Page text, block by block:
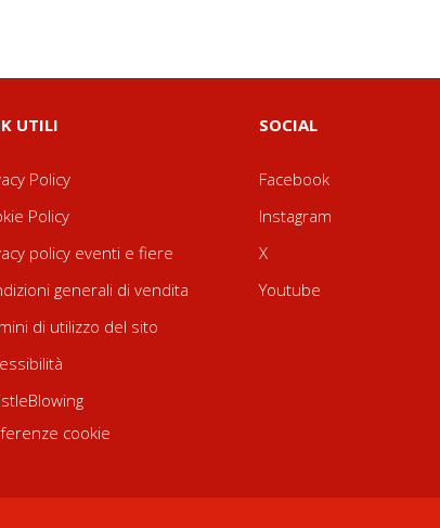
UTILI
Policy
Policy
policy eventi e fiere
generali di vendita
di utilizzo del sito
cookie
SOCIAL
Facebook
Instagram
X
Youtube